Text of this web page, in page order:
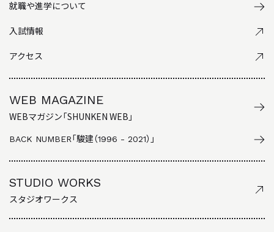
就職や進学について
入試情報
アクセス
WEB MAGAZINE
WEBマガジン「SHUNKEN WEB」
BACK NUMBER「駿建（1996 - 2021）」
STUDIO WORKS
スタジオワークス